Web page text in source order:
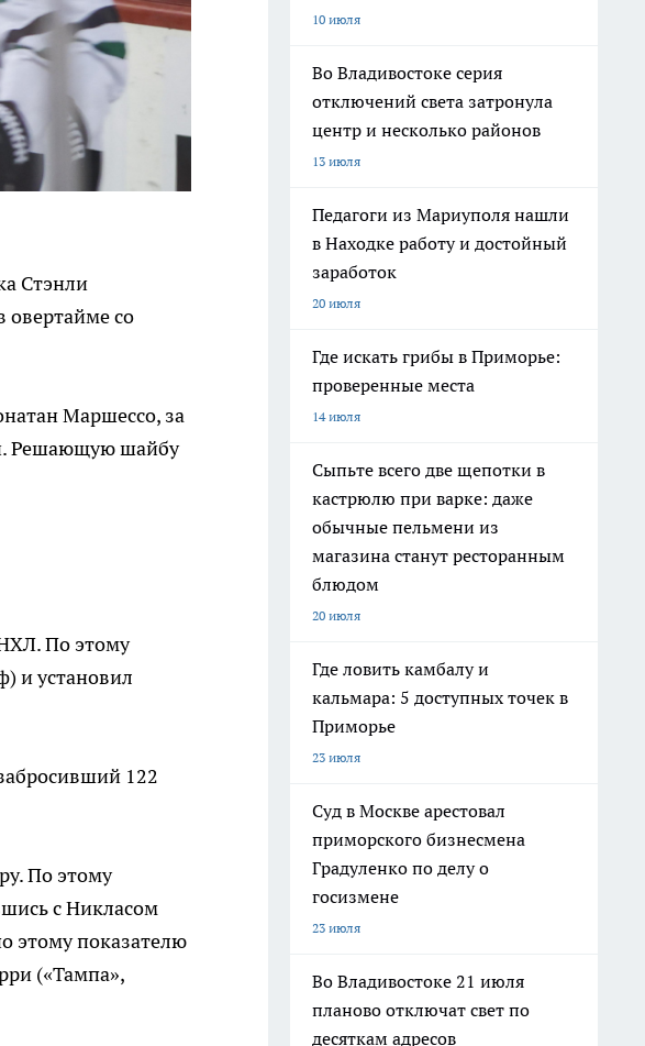
Стэнли
овертайме со
Маршессо, за
Решающую шайбу
По этому
и установил
122
По этому
с Никласом
этому показателю
(«Тампа»,
10 июля
Во Владивостоке серия
отключений света затронула
центр и несколько районов
13 июля
Педагоги из Мариуполя нашли
в Находке работу и достойный
заработок
20 июля
Где искать грибы в Приморье:
проверенные места
14 июля
Сыпьте всего две щепотки в
кастрюлю при варке: даже
обычные пельмени из
магазина станут ресторанным
блюдом
20 июля
Где ловить камбалу и
кальмара: 5 доступных точек в
Приморье
23 июля
Суд в Москве арестовал
приморского бизнесмена
Градуленко по делу о
госизмене
23 июля
Во Владивостоке 21 июля
планово отключат свет по
десяткам адресов